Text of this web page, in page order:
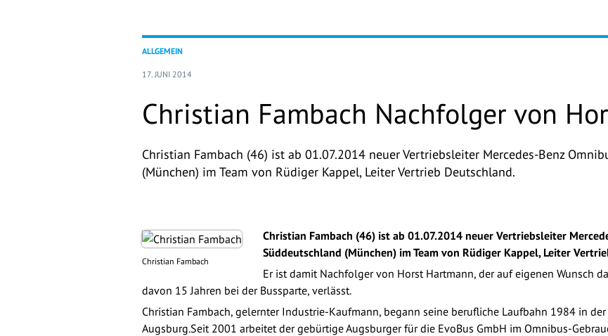
ALLGEMEIN
17. JUNI 2014
Christian Fambach Nachfolger von
Christian Fambach (46) ist ab 01.07.2014 neuer Vertriebsleiter Mercedes-Benz
(München) im Team von Rüdiger Kappel, Leiter Vertrieb Deutschland.
Christian Fambach
Christian Fambach (46) ist ab 01.07.2014 neuer Vertriebsleiter
Süddeutschland (München) im Team von Rüdiger Kappel, Leiter
Er ist damit Nachfolger von Horst Hartmann, der auf eigenen Wunsch
davon 15 Jahren bei der Bussparte, verlässt.
Christian Fambach, gelernter Industrie-Kaufmann, begann seine berufliche Laufbahn 1984 in
Augsburg.Seit 2001 arbeitet der gebürtige Augsburger für die EvoBus GmbH im Omnibus-